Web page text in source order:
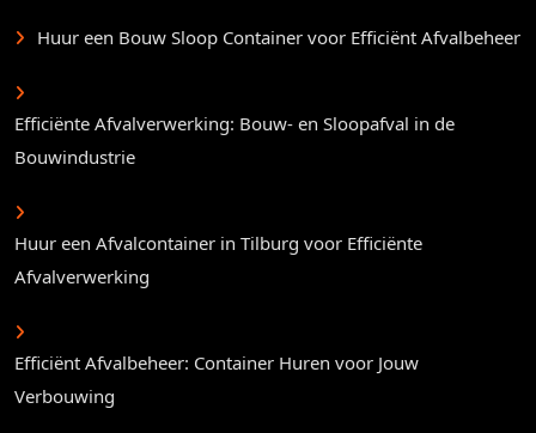
Huur een Bouw Sloop Container voor Efficiënt Afvalbeheer
Efficiënte Afvalverwerking: Bouw- en Sloopafval in de
Bouwindustrie
Huur een Afvalcontainer in Tilburg voor Efficiënte
Afvalverwerking
Efficiënt Afvalbeheer: Container Huren voor Jouw
Verbouwing